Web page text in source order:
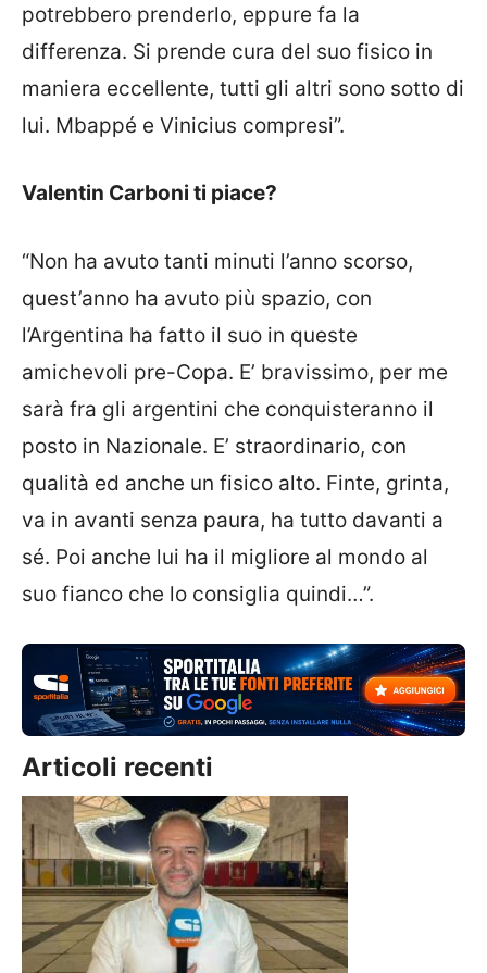
potrebbero prenderlo, eppure fa la
differenza. Si prende cura del suo fisico in
maniera eccellente, tutti gli altri sono sotto di
lui. Mbappé e Vinicius compresi”.
Valentin Carboni ti piace?
“Non ha avuto tanti minuti l’anno scorso,
quest’anno ha avuto più spazio, con
l’Argentina ha fatto il suo in queste
amichevoli pre-Copa. E’ bravissimo, per me
sarà fra gli argentini che conquisteranno il
posto in Nazionale. E’ straordinario, con
qualità ed anche un fisico alto. Finte, grinta,
va in avanti senza paura, ha tutto davanti a
sé. Poi anche lui ha il migliore al mondo al
suo fianco che lo consiglia quindi…”.
Articoli recenti